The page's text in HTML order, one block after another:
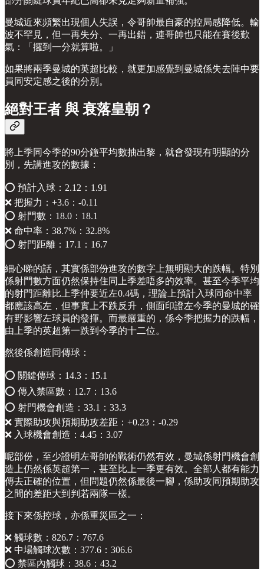
曼城近來頻繁出現個人失誤，令哥帥最自豪的控局感降低。輸
波不罕見，但一再失分、一再出錯，連哥帥也只能在賽後歎
氣：「攞到一分就算啦。」
如果將兩季曼城的英超比較，就更加感覺到曼城係失去陣中要
員同安定感之後的分別。
絕對王者 與 衰落皇朝？
將上季同今季的90分鐘平均數抽出黎，就會發現有明顯的分
別，先講進攻的數據：
⭕️ 預計入球：2.12：1.91
❌ 把握力：+3.6：-0.11
⭕️ 射門數：18.0：18.1
❌ 命中率：38.7%：32.8%
⭕️ 射門距離：17.1：16.7
細心睇的話，其實係部份進攻的數字上無明顯大的跌幅。特別
係射門數方面仍然保持住同上季差唔多的效率。甚至今季平均
的射門距離比上季仲要近左0.4碼，理論上預計入球同命中率
都應該高左，但事實上不跌反升，側面印證左今季的曼城的確
有野影響左球員的發揮。而最嚴重的，係今季把握力的跌幅，
由上季的英超第一跌到今季的十二位。
然後係創造同傳球：
⭕️ 關鍵傳球：14.3：15.1
⭕️ 傳入禁區數：12.7：13.6
⭕️ 射門機會創造：33.1：33.3
❌ 實際助攻與預期助攻差距：+0.23：-0.29
❌ 入球機會創造：4.45：3.07
呢部份，至少證明左哥帥的戰術仍然有效，曼城係射門機會創
造上仍然係英超第一，甚至比上一季更有效。全部人都有能力
傳去正確的位置，但問題仍然係最後一腳，係助攻同預期助攻
之間的差距大到判若兩隊一樣。
接下來係控球，亦係重災區之一：
❌ 觸球數：826.7：767.6
❌ 中場觸球次數：377.6：306.6
⭕️ 禁區內觸球：38.6：43.2